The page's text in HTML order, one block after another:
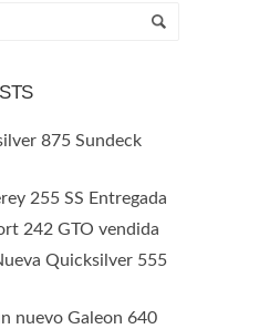
875 Sundeck
255 SS Entregada
242 GTO vendida
Quicksilver 555
nuevo Galeon 640